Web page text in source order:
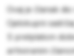
Ovaj je članak
Cjelokupni
S pretplatom
arhiviranim